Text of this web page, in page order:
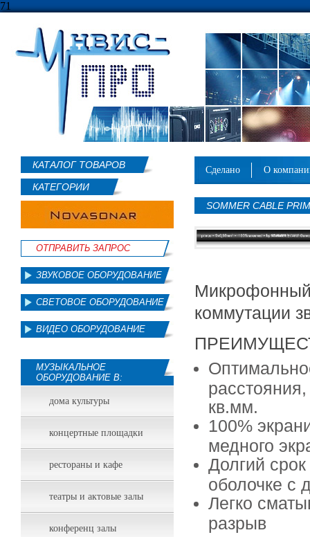
71
КАТАЛОГ ТОВАРОВ
КАТЕГОРИИ
ОТПРАВИТЬ ЗАПРОС
ЗВУКОВОЕ ОБОРУДОВАНИЕ
СВЕТОВОЕ ОБОРУДОВАНИЕ
ВИДЕО ОБОРУДОВАНИЕ
МУЗЫКАЛЬНОЕ
ОБОРУДОВАНИЕ В:
дома культуры
концертные площадки
рестораны и кафе
театры и актовые залы
конференц залы
сделано о
SOMMER CABLE
коммутации
кв.мм.
100%
медного
Долгий
оболочке с
Легко
разрыв